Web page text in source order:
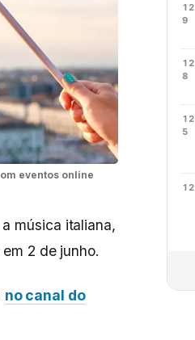
eventos online
música italiana,
2 de junho.
no canal do
9
8
5